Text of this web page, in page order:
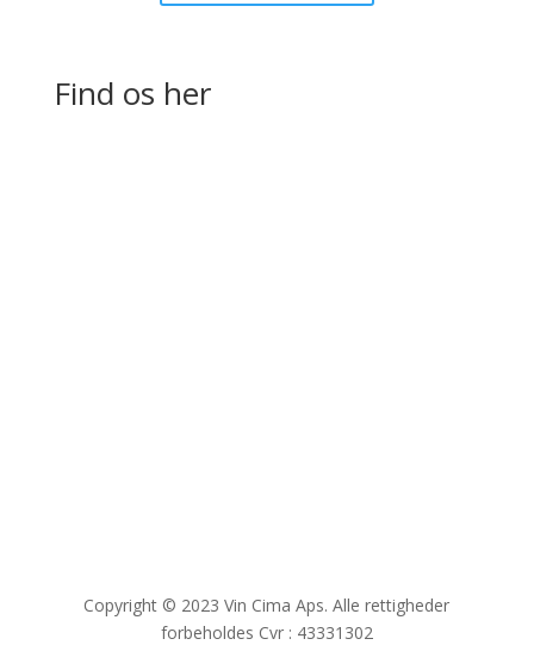
Find os her
Copyright © 2023 Vin Cima Aps. Alle rettigheder
forbeholdes Cvr : 43331302